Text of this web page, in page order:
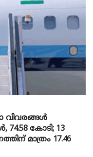
വിവരങ്ങൾ
74.58 കോടി; 13
മാത്രം 17.46